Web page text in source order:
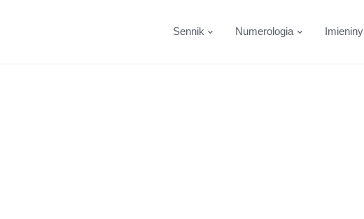
Sennik Numerologia Imieniny